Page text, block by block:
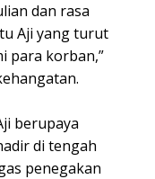
dan rasa
Aji yang turut
para korban,”
berupaya
di tengah
penegakan